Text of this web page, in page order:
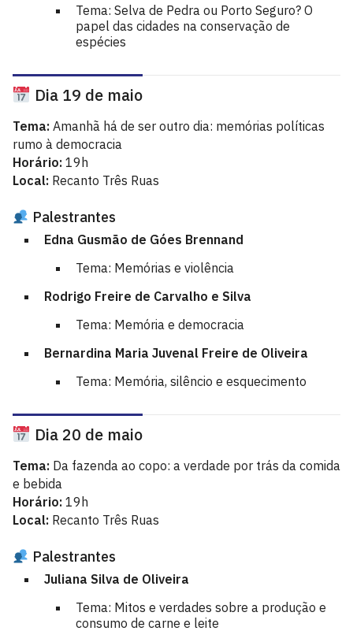
Tema: Selva de Pedra ou Porto Seguro? O
papel das cidades na conservação de
espécies
Dia 19 de maio
Tema: Amanhã há de ser outro dia: memórias políticas
rumo à democracia
Horário: 19h
Local: Recanto Três Ruas
Palestrantes
Edna Gusmão de Góes Brennand
Tema: Memórias e violência
Rodrigo Freire de Carvalho e Silva
Tema: Memória e democracia
Bernardina Maria Juvenal Freire de Oliveira
Tema: Memória, silêncio e esquecimento
Dia 20 de maio
Tema: Da fazenda ao copo: a verdade por trás da comida
e bebida
Horário: 19h
Local: Recanto Três Ruas
Palestrantes
Juliana Silva de Oliveira
Tema: Mitos e verdades sobre a produção e
consumo de carne e leite